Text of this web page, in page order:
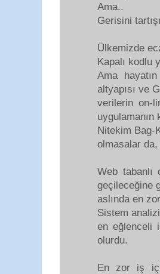
Ama..
Gerisini
Ülkemizde
Kapalı kodlu
Ama
altyapısı ve
verilerin on-
Nitekim Bag-
olmasalar
Web tabanlı
geçileceğine
aslında en
Sistem
en eğlenceli
olurdu.
En zor iş